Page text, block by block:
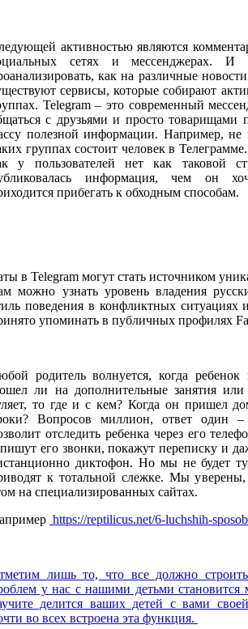
активностью являются
сетях и мессенджерах. И
как на различные
сервисы, которые собирают
Telegram – это современный
с друзьями и просто товарищами
полезной информации. Например, не
группах состоит человек в
у пользователей нет как таковой
информация, чем он
прибегать к обходным способам.
в Telegram могут стать источником
можно узнать уровень владения
поведения в конфликтных ситуациях
упоминать в публичных профилях
родитель волнуется, когда
ли на дополнительные занятия
то где и с кем? Когда он пришел
Вопросов миллион, ответ один –
отследить ребенка через его
его звонки, покажут переписку и
диктофон. Но мы не будет
к тотальной слежке. Мы
на специализированных сайтах.
https://reptilicus.net/6-luchshih-
лишь то, что все должно
у нас с нашими детьми
делится ваших детей с вами
во всех встроена эта функция.